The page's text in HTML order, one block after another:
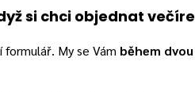
si chci objednat
My se Vám během